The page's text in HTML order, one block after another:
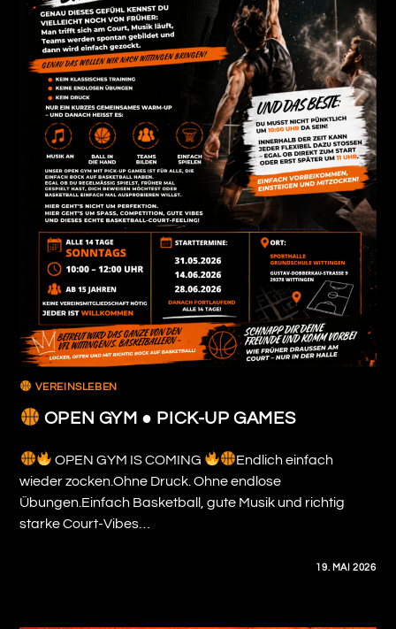
VEREINSLEBEN
OPEN GYM ● PICK-UP GAMES
OPEN GYM IS COMING
Endlich einfach
wieder zocken.Ohne Druck. Ohne endlose
Übungen.Einfach Basketball, gute Musik und richtig
starke Court-Vibes…
19. MAI 2026